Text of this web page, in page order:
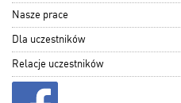
Nasze prace
Dla uczestników
Relacje uczestników